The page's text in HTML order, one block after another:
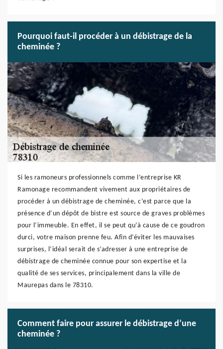
Pourquoi faut-il procéder à un débistrage de la
cheminée ?
Si les ramoneurs professionnels comme l’entreprise KR
Ramonage recommandent vivement aux propriétaires de
procéder à un débistrage de cheminée, c’est parce que la
présence d’un dépôt de bistre est source de graves problèmes
pour l’immeuble. En effet, il se peut qu’à cause de ce goudron
durci, votre maison prenne feu. Afin d’éviter les mauvaises
surprises, l’idéal serait de s’adresser à une entreprise de
débistrage de cheminée connue pour son expertise et la
qualité de ses services, principalement dans la ville de
Maurepas dans le 78310.
Comment faire pour assurer le débistrage d’une
cheminée ?